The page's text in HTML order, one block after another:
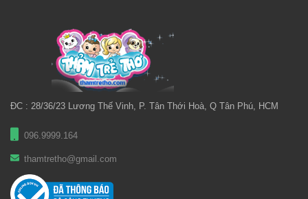
ĐC : 28/36/23 Lương Thế Vinh, P. Tân Thới Hoà, Q Tân Phú, HCM
096.9999.164
thamtretho@gmail.com